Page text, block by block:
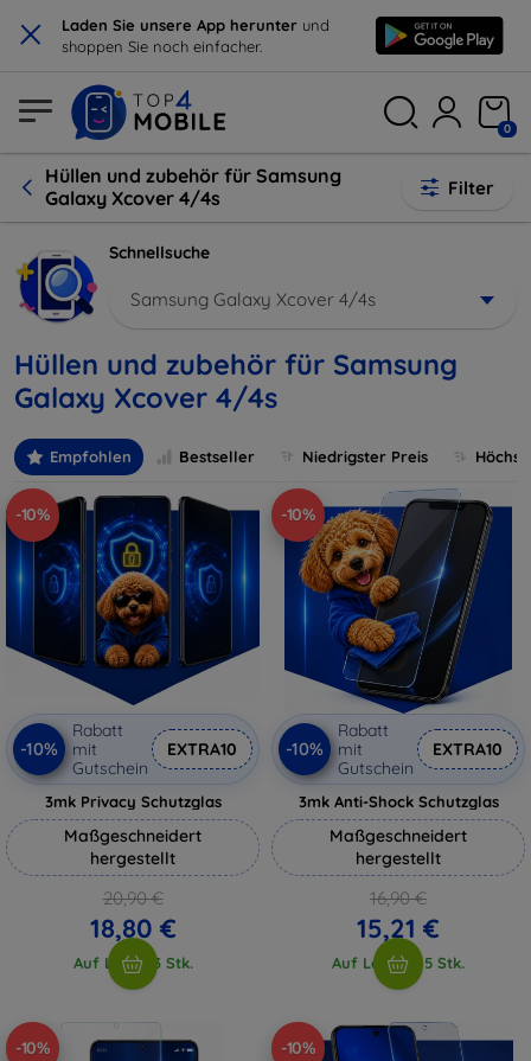
× Laden Sie unsere App herunter und
shoppen Sie noch einfacher.
0
Hüllen und zubehör für Samsung
Galaxy Xcover 4/4s
Filter
Schnellsuche
Samsung Galaxy Xcover 4/4s
Hüllen und zubehör für Samsung
Galaxy Xcover 4/4s
Empfohlen Bestseller Niedrigster Preis
-10%
-10%
Rabatt
mit
Gutschein
EXTRA10
3mk Privacy Schutzglas
Maßgeschneidert
hergestellt
20,90 €
18,80 €
Auf Lager 3 Stk.
-10%
-10%
Rabatt
mit
Gutschein
EXTRA10
3mk Anti-Shock Schutzglas
Maßgeschneidert
hergestellt
16,90 €
15,21 €
Auf Lager > 5 Stk.
-10% -10%